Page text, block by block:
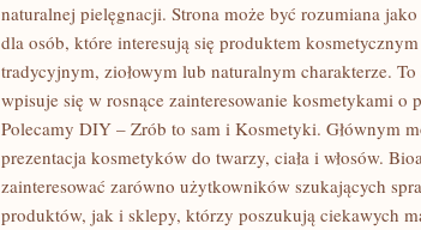
naturalnej pielęgnacji. Strona może być rozumiana
dla osób, które interesują się produktem
tradycyjnym, ziołowym lub naturalnym charakterze.
wpisuje się w rosnące zainteresowanie kosmetykami o
Polecamy DIY – Zrób to sam i Kosmetyki. Głównym
prezentacja kosmetyków do twarzy, ciała i włosów.
zainteresować zarówno użytkowników szukających
produktów, jak i sklepy, którzy poszukują ciekawych